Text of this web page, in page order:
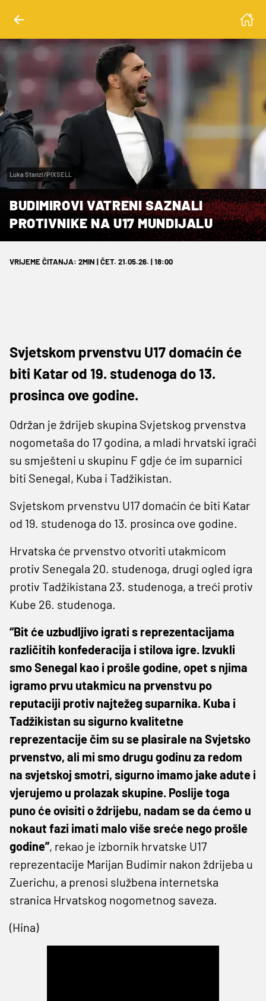
Luka Stanzl/PIXSELL
BUDIMIROVI VATRENI SAZNALI
PROTIVNIKE NA U17 MUNDIJALU
VRIJEME ČITANJA: 2MIN | ČET. 21.05.26. | 18:00
Svjetskom prvenstvu U17 domaćin će
biti Katar od 19. studenoga do 13.
prosinca ove godine.
Održan je ždrijeb skupina Svjetskog prvenstva
nogometaša do 17 godina, a mladi hrvatski igrači
su smješteni u skupinu F gdje će im suparnici
biti Senegal, Kuba i Tadžikistan.
Svjetskom prvenstvu U17 domaćin će biti Katar
od 19. studenoga do 13. prosinca ove godine.
Hrvatska će prvenstvo otvoriti utakmicom
protiv Senegala 20. studenoga, drugi ogled igra
protiv Tadžikistana 23. studenoga, a treći protiv
Kube 26. studenoga.
“Bit će uzbudljivo igrati s reprezentacijama
različitih konfederacija i stilova igre. Izvukli
smo Senegal kao i prošle godine, opet s njima
igramo prvu utakmicu na prvenstvu po
reputaciji protiv najtežeg suparnika. Kuba i
Tadžikistan su sigurno kvalitetne
reprezentacije čim su se plasirale na Svjetsko
prvenstvo, ali mi smo drugu godinu za redom
na svjetskoj smotri, sigurno imamo jake adute i
vjerujemo u prolazak skupine. Poslije toga
puno će ovisiti o ždrijebu, nadam se da ćemo u
nokaut fazi imati malo više sreće nego prošle
godine”, rekao je izbornik hrvatske U17
reprezentacije Marijan Budimir nakon ždrijeba u
Zuerichu, a prenosi službena internetska
stranica Hrvatskog nogometnog saveza.
(Hina)